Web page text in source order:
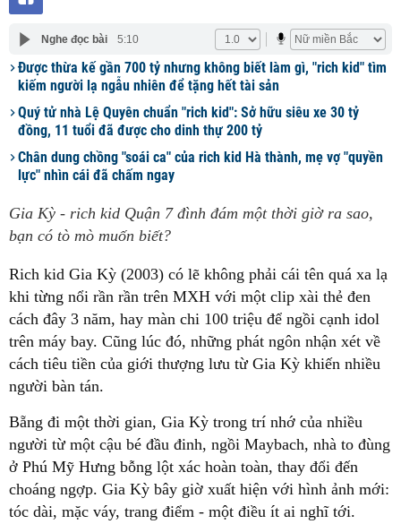
Nghe đọc bài 5:10
Được thừa kế gần 700 tỷ nhưng không biết làm gì, "rich kid" tìm
kiếm người lạ ngẫu nhiên để tặng hết tài sản
Quý tử nhà Lệ Quyên chuẩn "rich kid": Sở hữu siêu xe 30 tỷ
đồng, 11 tuổi đã được cho dinh thự 200 tỷ
Chân dung chồng "soái ca" của rich kid Hà thành, mẹ vợ "quyền
lực" nhìn cái đã chấm ngay
Gia Kỳ - rich kid Quận 7 đình đám một thời giờ ra sao,
bạn có tò mò muốn biết?
Rich kid Gia Kỳ (2003) có lẽ không phải cái tên quá xa lạ
khi từng nổi rần rần trên MXH với một clip xài thẻ đen
cách đây 3 năm, hay màn chi 100 triệu để ngồi cạnh idol
trên máy bay. Cũng lúc đó, những phát ngôn nhận xét về
cách tiêu tiền của giới thượng lưu từ Gia Kỳ khiến nhiều
người bàn tán.
Bẵng đi một thời gian, Gia Kỳ trong trí nhớ của nhiều
người từ một cậu bé đầu đinh, ngồi Maybach, nhà to đùng
ở Phú Mỹ Hưng bỗng lột xác hoàn toàn, thay đổi đến
choáng ngợp. Gia Kỳ bây giờ xuất hiện với hình ảnh mới:
tóc dài, mặc váy, trang điểm - một điều ít ai nghĩ tới.